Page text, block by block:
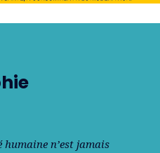
n’est jamais